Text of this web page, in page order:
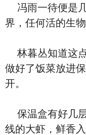
冯雨一待便是
界，任何活的生物
林暮丛知道这点
做好了饭菜放进
开。
保温盒有好几
线的大虾，鲜香